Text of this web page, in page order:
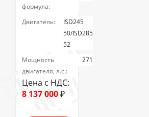
формула:
Двигатель:
ISD245
50/ISD285
52
Мощность
двигателя, л.с.:
271
Цена с НДС:
8 137 000₽